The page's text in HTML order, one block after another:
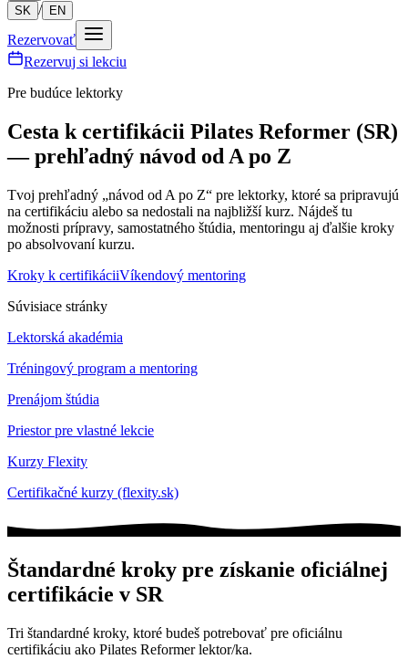
SK / EN
Rezervovať
Rezervuj si lekciu
Pre budúce lektorky
Cesta k certifikácii Pilates Reformer (SR)
— prehľadný návod od A po Z
Tvoj prehľadný „návod od A po Z“ pre lektorky, ktoré sa pripravujú
na certifikáciu alebo sa nedostali na najbližší kurz. Nájdeš tu
možnosti prípravy, samostatného štúdia, mentoringu aj ďalšie kroky
po absolvovaní kurzu.
Kroky k certifikáciiVíkendový mentoring
Súvisiace stránky
Lektorská akadémia
Tréningový program a mentoring
Prenájom štúdia
Priestor pre vlastné lekcie
Kurzy Flexity
Certifikačné kurzy (flexity.sk)
Štandardné kroky pre získanie oficiálnej
certifikácie v SR
Tri štandardné kroky, ktoré budeš potrebovať pre oficiálnu
certifikáciu ako Pilates Reformer lektor/ka.